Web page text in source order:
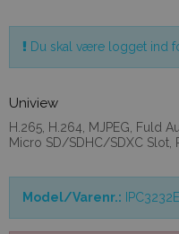
Du skal være logget ind
Uniview
H.265, H.264, MJPEG, Fuld
Micro SD/SDHC/SDXC Slot,
Model/Varenr.: